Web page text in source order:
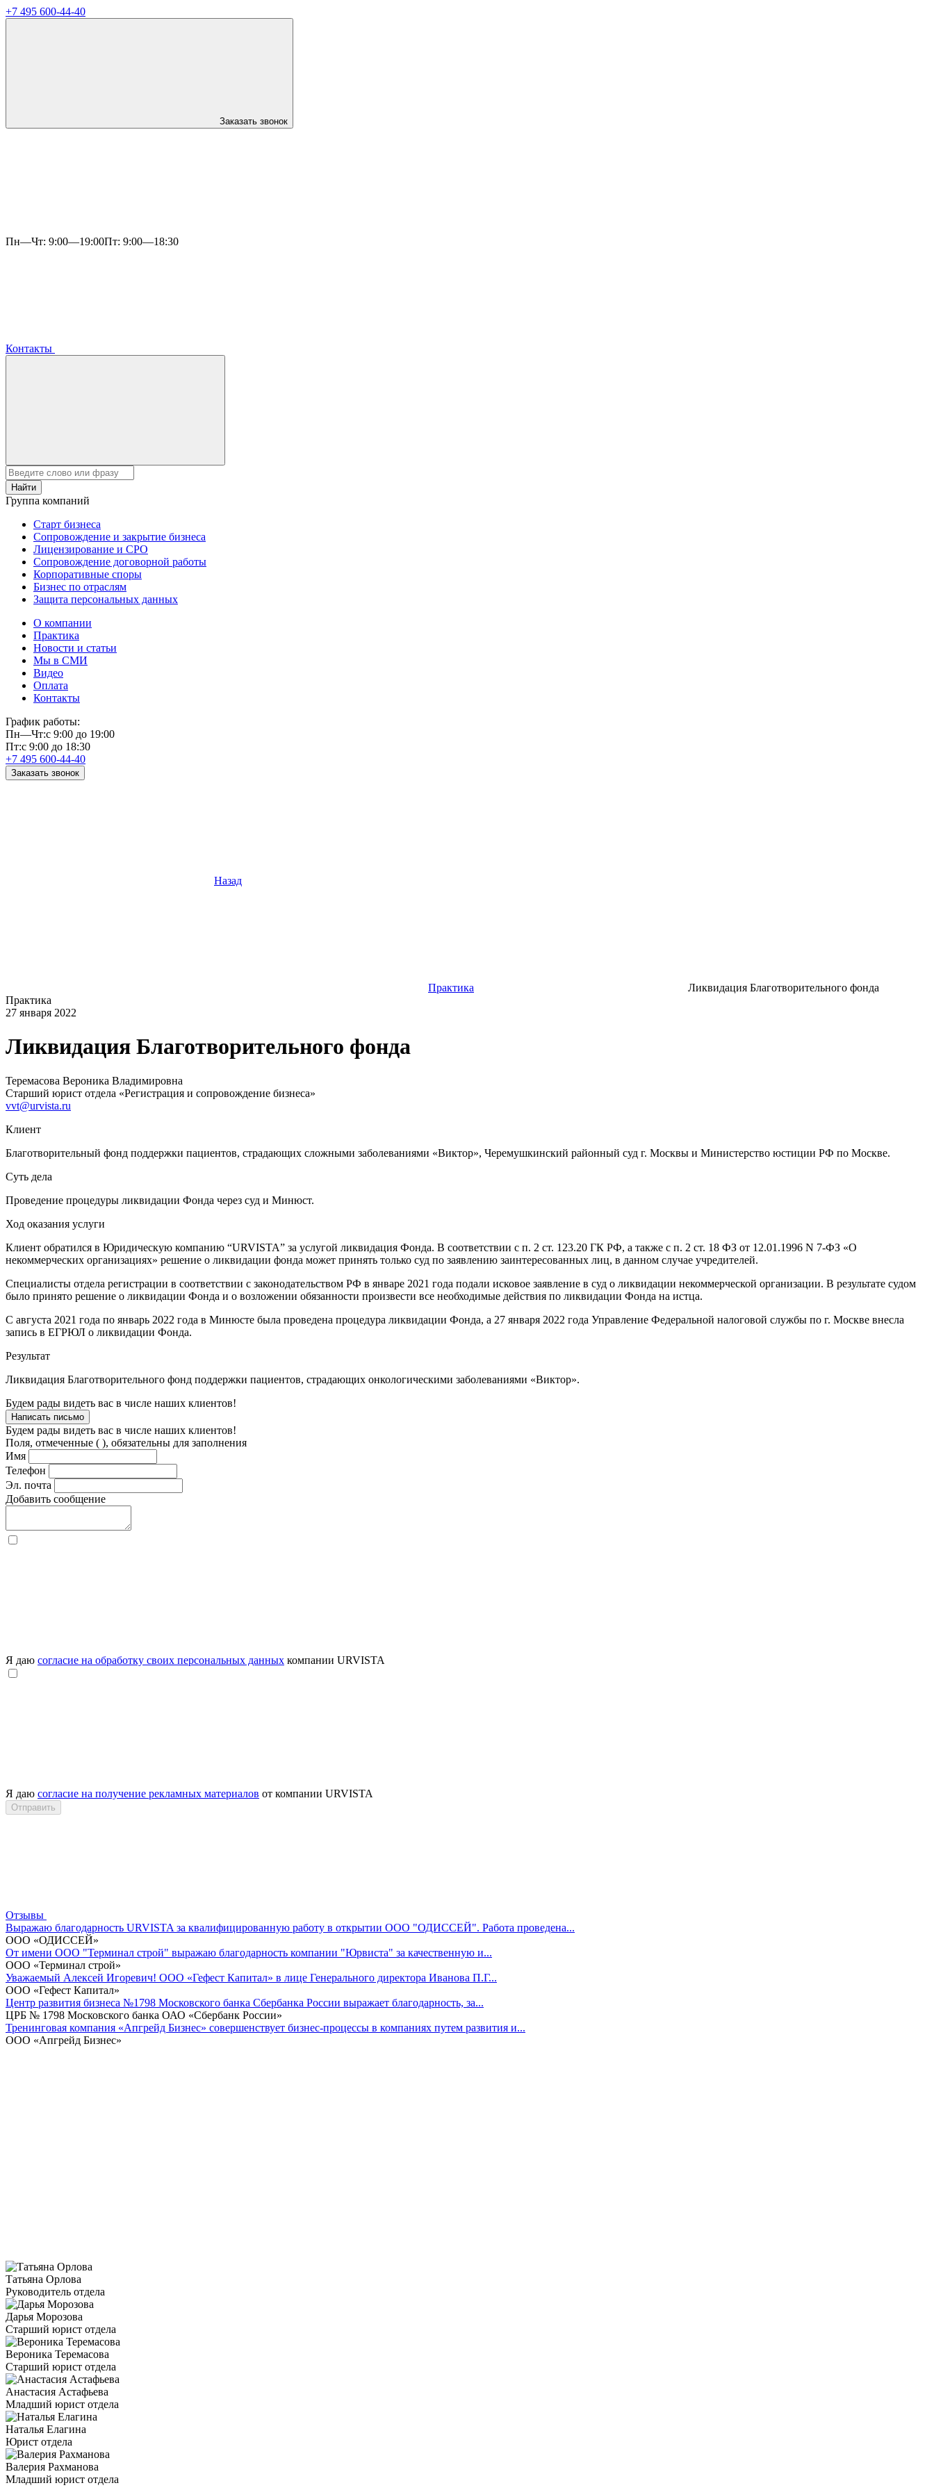
+7 495 600-44-40
Заказать звонок
Пн—Чт: 9:00—19:00Пт: 9:00—18:30
Контакты
Найти
Группа компаний
Старт бизнеса
Сопровождение и закрытие бизнеса
Лицензирование и СРО
Сопровождение договорной работы
Корпоративные споры
Бизнес по отраслям
Защита персональных данных
О компании
Практика
Новости и статьи
Мы в СМИ
Видео
Оплата
Контакты
График работы:
Пн—Чт:с 9:00 до 19:00
Пт:с 9:00 до 18:30
+7 495 600-44-40
Заказать звонок
Назад
Практика
Ликвидация Благотворительного фонда
Практика
27 января 2022
Ликвидация Благотворительного фонда
Теремасова Вероника Владимировна
Старший юрист отдела «Регистрация и сопровождение бизнеса»
vvt@urvista.ru
Клиент
Благотворительный фонд поддержки пациентов, страдающих сложными заболеваниями «Виктор», Черемушкинский районный суд г. Москвы и Министерство юстиции РФ по Москве.
Суть дела
Проведение процедуры ликвидации Фонда через суд и Минюст.
Ход оказания услуги
Клиент обратился в Юридическую компанию “URVISTA” за услугой ликвидация Фонда. В соответствии с п. 2 ст. 123.20 ГК РФ, а также с п. 2 ст. 18 ФЗ от 12.01.1996 N 7-ФЗ «О
некоммерческих организациях» решение о ликвидации фонда может принять только суд по заявлению заинтересованных лиц, в данном случае учредителей.
Специалисты отдела регистрации в соответствии с законодательством РФ в январе 2021 года подали исковое заявление в суд о ликвидации некоммерческой организации. В результате судом
было принято решение о ликвидации Фонда и о возложении обязанности произвести все необходимые действия по ликвидации Фонда на истца.
С августа 2021 года по январь 2022 года в Минюсте была проведена процедура ликвидации Фонда, а 27 января 2022 года Управление Федеральной налоговой службы по г. Москве внесла
запись в ЕГРЮЛ о ликвидации Фонда.
Результат
Ликвидация Благотворительного фонд поддержки пациентов, страдающих онкологическими заболеваниями «Виктор».
Будем рады видеть вас в числе наших клиентов!
Написать письмо
Будем рады видеть вас в числе наших клиентов!
Поля, отмеченные ( ), обязательны для заполнения
Имя
Телефон
Эл. почта
Добавить сообщение
Я даю согласие на обработку своих персональных данных компании URVISTA
Я даю согласие на получение рекламных материалов от компании URVISTA
Отправить
Отзывы
Выражаю благодарность URVISTA за квалифицированную работу в открытии ООО "ОДИССЕЙ". Работа проведена...
ООО «ОДИССЕЙ»
От имени ООО "Терминал строй" выражаю благодарность компании "Юрвиста" за качественную и...
ООО «Терминал строй»
Уважаемый Алексей Игоревич! ООО «Гефест Капитал» в лице Генерального директора Иванова П.Г...
ООО «Гефест Капитал»
Центр развития бизнеса №1798 Московского банка Сбербанка России выражает благодарность, за...
ЦРБ № 1798 Московского банка ОАО «Сбербанк России»
Тренинговая компания «Апгрейд Бизнес» совершенствует бизнес-процессы в компаниях путем развития и...
ООО «Апгрейд Бизнес»
Татьяна Орлова
Руководитель отдела
Дарья Морозова
Старший юрист отдела
Вероника Теремасова
Старший юрист отдела
Анастасия Астафьева
Младший юрист отдела
Наталья Елагина
Юрист отдела
Валерия Рахманова
Младший юрист отдела